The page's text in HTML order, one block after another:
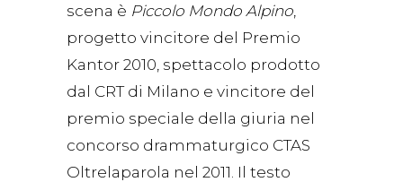
scena è Piccolo Mondo Alpino
progetto vincitore del Premio
Kantor 2010, spettacolo prodotto
dal CRT di Milano e vincitore del
premio speciale della giuria nel
concorso drammaturgico CTAS
Oltrelaparola nel 2011. Il testo